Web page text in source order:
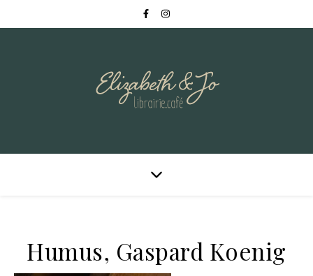
Humus, Gaspard Koenig